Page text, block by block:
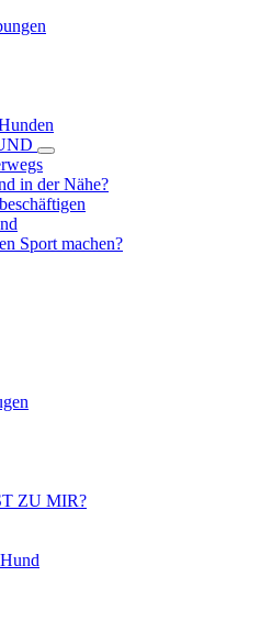
in der Nähe?
Sport machen?
ZU MIR?